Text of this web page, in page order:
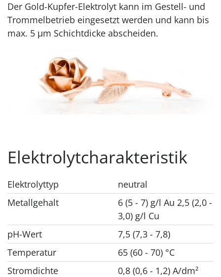
Der Gold-Kupfer-Elektrolyt kann im Gestell- und
Trommelbetrieb eingesetzt werden und kann bis
max. 5 μm Schichtdicke abscheiden.
Elektrolytcharakteristik
Elektrolyttyp
neutral
Metallgehalt
6 (5 - 7) g/l Au 2,5 (2,0 -
3,0) g/l Cu
pH-Wert
7,5 (7,3 - 7,8)
Temperatur
65 (60 - 70) °C
Stromdichte
0,8 (0,6 - 1,2) A/dm²